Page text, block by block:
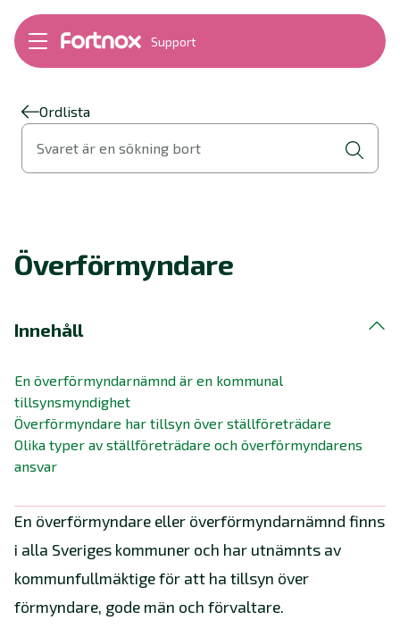
Support
Bokföring
Fakturering
Byt till Fortnox
Felsökning
Support Play
Ordlista
Svaret är en sökning bort
Överförmyndare
Innehåll
En överförmyndarnämnd är en kommunal
tillsynsmyndighet
Överförmyndare har tillsyn över ställföreträdare
Olika typer av ställföreträdare och överförmyndarens
ansvar
En överförmyndare eller överförmyndarnämnd finns
i alla Sveriges kommuner och har utnämnts av
kommunfullmäktige för att ha tillsyn över
förmyndare, gode män och förvaltare.